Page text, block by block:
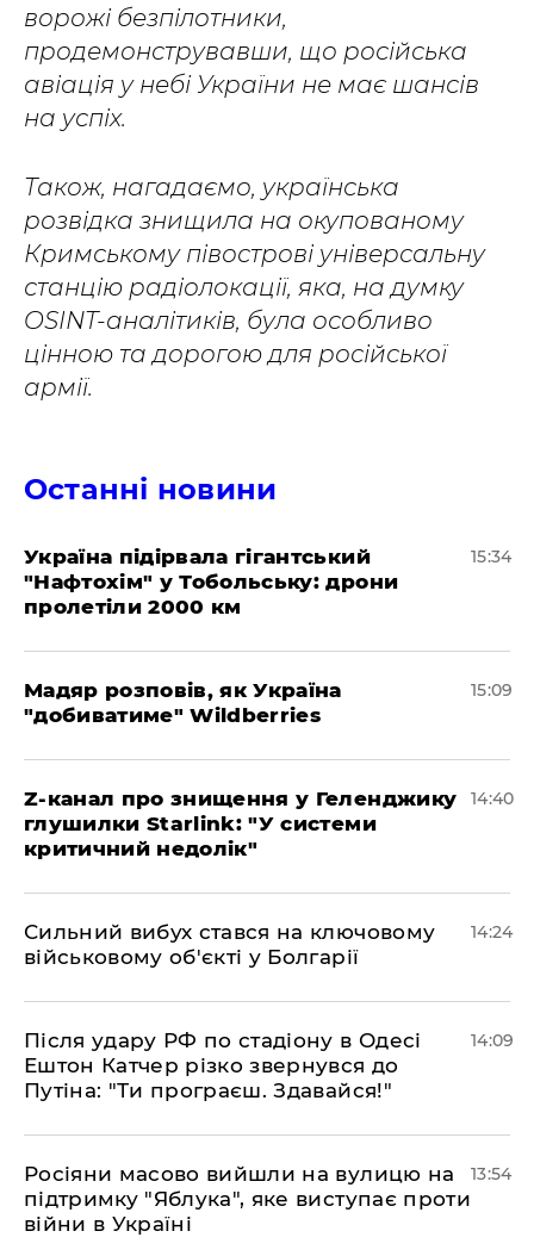
ворожі безпілотники,
продемонструвавши, що російська
авіація у небі України не має шансів
на успіх.
Також, нагадаємо, українська
розвідка знищила на окупованому
Кримському півострові універсальну
станцію радіолокації, яка, на думку
OSINT-аналітиків, була особливо
цінною та дорогою для російської
армії.
Останні новини
Україна підірвала гігантський
"Нафтохім" у Тобольську: дрони
пролетіли 2000 км
15:34
Мадяр розповів, як Україна
"добиватиме" Wildberries
15:09
Z-канал про знищення у Геленджику
глушилки Starlink: "У системи
критичний недолік"
14:40
Сильний вибух стався на ключовому
військовому об'єкті у Болгарії
14:24
Після удару РФ по стадіону в Одесі
Ештон Катчер різко звернувся до
Путіна: "Ти програєш. Здавайся!"
14:09
Росіяни масово вийшли на вулицю на
підтримку "Яблука", яке виступає проти
війни в Україні
13:54